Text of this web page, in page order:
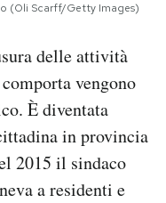
(Oli Scarff/Getty Images)
delle attività
vengono
È diventata
in provincia
2015 il sindaco
a residenti e